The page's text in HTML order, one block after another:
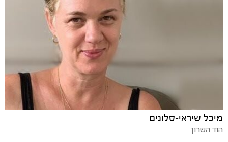
מיכל שיראי-סלונים
הוד השרון